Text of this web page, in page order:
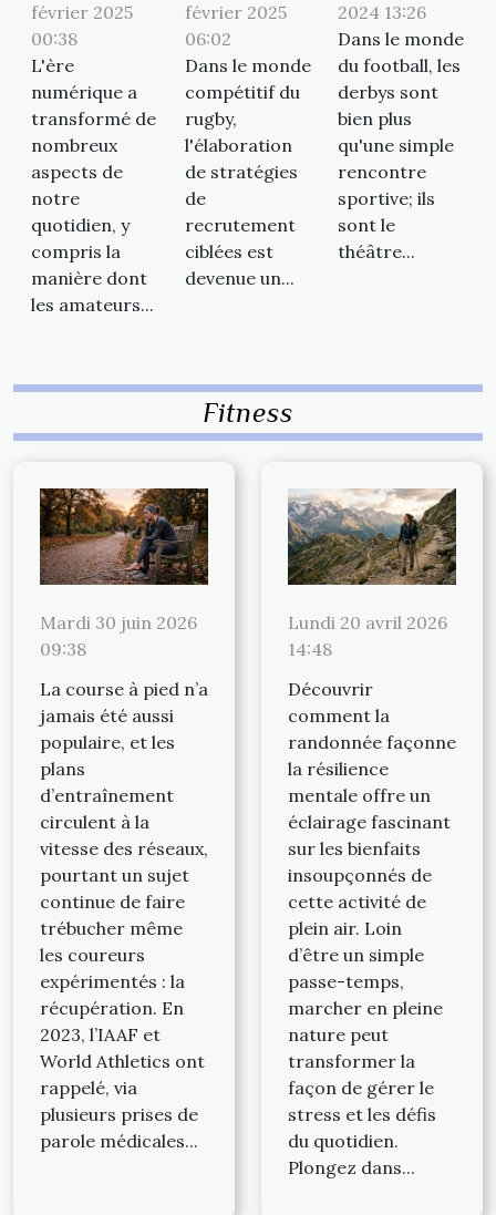
février 2025
00:38
L'ère
numérique a
transformé de
nombreux
aspects de
notre
quotidien, y
compris la
manière dont
les amateurs...
février 2025
06:02
Dans le monde
compétitif du
rugby,
l'élaboration
de stratégies
de
recrutement
ciblées est
devenue un...
2024 13:26
Dans le monde
du football, les
derbys sont
bien plus
qu'une simple
rencontre
sportive; ils
sont le
théâtre...
Fitness
Mardi 30 juin 2026
09:38
La course à pied n’a
jamais été aussi
populaire, et les
plans
d’entraînement
circulent à la
vitesse des réseaux,
pourtant un sujet
continue de faire
trébucher même
les coureurs
expérimentés : la
récupération. En
2023, l’IAAF et
World Athletics ont
rappelé, via
plusieurs prises de
parole médicales...
Lundi 20 avril 2026
14:48
Découvrir
comment la
randonnée façonne
la résilience
mentale offre un
éclairage fascinant
sur les bienfaits
insoupçonnés de
cette activité de
plein air. Loin
d’être un simple
passe-temps,
marcher en pleine
nature peut
transformer la
façon de gérer le
stress et les défis
du quotidien.
Plongez dans...